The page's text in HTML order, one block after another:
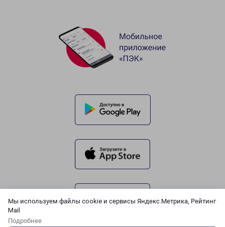
Мы используем файлы cookie и сервисы Яндекс.Метрика, Рейтинг
Mail
Подробнее